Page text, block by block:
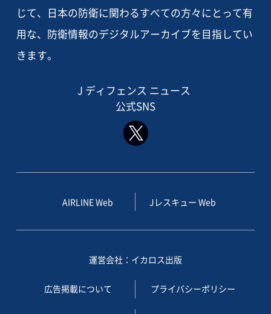
じて、日本の防衛に関わるすべての方々にとって有
用な、防衛情報のデジタルアーカイブを目指してい
きます。
J ディフェンス ニュース
公式SNS
AIRLINE Web Jレスキュー Web
運営会社：イカロス出版
広告掲載について プライバシーポリシー